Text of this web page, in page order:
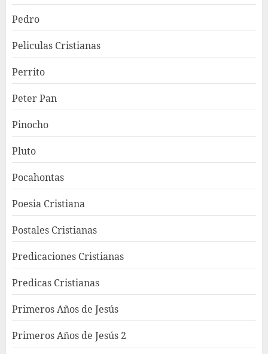
Pedro
Peliculas Cristianas
Perrito
Peter Pan
Pinocho
Pluto
Pocahontas
Poesia Cristiana
Postales Cristianas
Predicaciones Cristianas
Predicas Cristianas
Primeros Años de Jesús
Primeros Años de Jesús 2